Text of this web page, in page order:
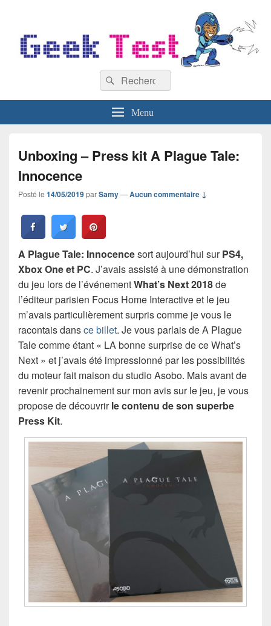
Recherche :
Rechercher
Menu
Unboxing – Press kit A Plague Tale:
Innocence
Posté le 14/05/2019parSamy—Aucun commentaire ↓
A Plague Tale: Innocencesort aujourd’hui surPS4,
Xbox One et PC. J’avais assisté à une démonstration
du jeu lors de l’événementWhat’s Next 2018de
l’éditeur parisien Focus Home Interactive et le jeu
m’avais particulièrement surpris comme je vous le
racontais dansce billet. Je vous parlais de A Plague
Tale comme étant « LA bonne surprise de ce What’s
Next » et j’avais été impressionné par les possibilités
du moteur fait maison du studio Asobo. Mais avant de
revenir prochainement sur mon avis sur le jeu, je vous
propose de découvrirle contenu de son superbe
Press Kit.